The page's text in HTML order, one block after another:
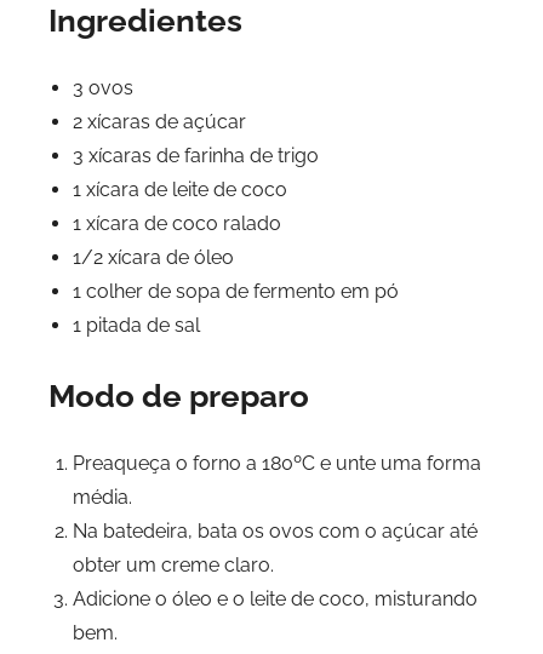
Ingredientes
3 ovos
2 xícaras de açúcar
3 xícaras de farinha de trigo
1 xícara de leite de coco
1 xícara de coco ralado
1/2 xícara de óleo
1 colher de sopa de fermento em pó
1 pitada de sal
Modo de preparo
Preaqueça o forno a 180ºC e unte uma forma
média.
Na batedeira, bata os ovos com o açúcar até
obter um creme claro.
Adicione o óleo e o leite de coco, misturando
bem.